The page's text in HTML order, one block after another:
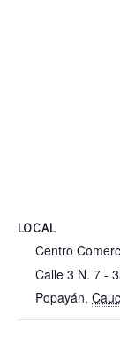
LOCAL
Centro
Calle 3 N. 7 -
Popayán,